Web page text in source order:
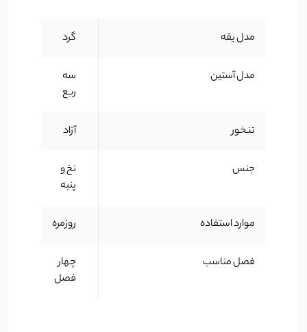
مدل یقه گرد
مدل آستین
سه
ربع
تنخور آزاد
جنس
نخ و
پنبه
موارد استفاده روزمره
فصل مناسب
چهار
فصل